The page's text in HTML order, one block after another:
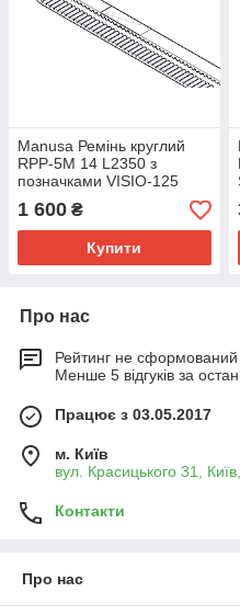
Manusa Ремінь круглий
RPP-5M 14 L2350 з
позначками VISIO-125
(арт. SMCI23-E)
1 600 ₴
Купити
Про нас
Рейтинг не сформований
Менше 5 відгуків за
Працює з 03.05.2017
м. Київ
вул. Красицького 31,
Контакти
Про нас